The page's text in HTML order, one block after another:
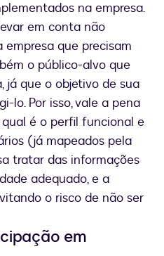
na empresa.
em conta não
que precisam
o público-alvo que
já que o objetivo de sua
lo. Por isso, vale a pena
é o perfil funcional e
(já mapeados pela
tratar das informações
adequado, e a
o risco de não ser
em